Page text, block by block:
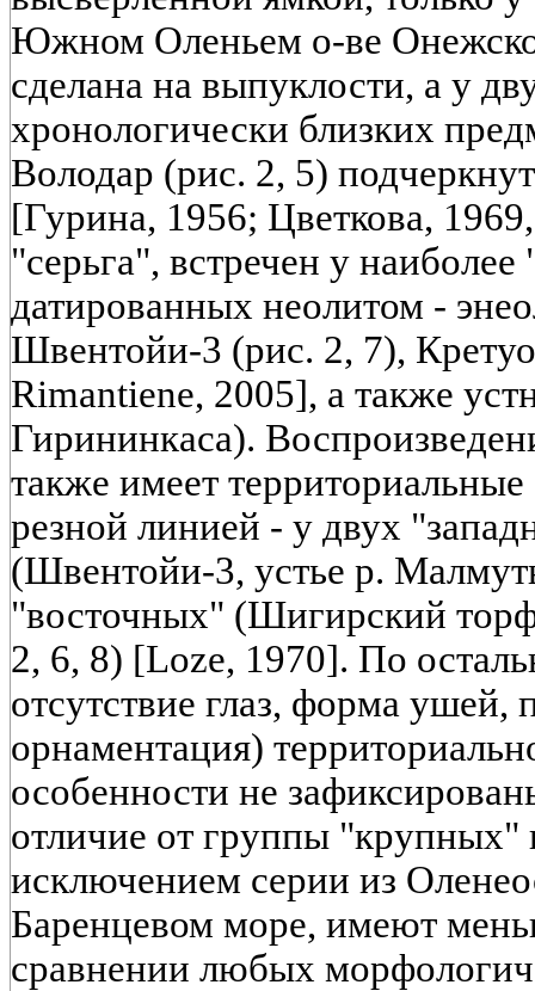
Южном Оленьем о-ве
сделана на выпуклости, а у
хронологически близких
Володар (рис. 2, 5)
[Гурина, 1956; Цветкова,
"серьга", встречен у
датированных неолитом -
Швентойи-3 (рис. 2, 7),
Rimantiene, 2005], а также
Гирининкаса).
также имеет
резной линией - у двух
(Швентойи-3, устье р.
"восточных" (Шигирский
2, 6, 8) [Loze, 1970]. По
отсутствие глаз, форма
орнаментация)
особенности не
отличие от группы "крупных"
исключением серии из
Баренцевом море, имеют
сравнении любых